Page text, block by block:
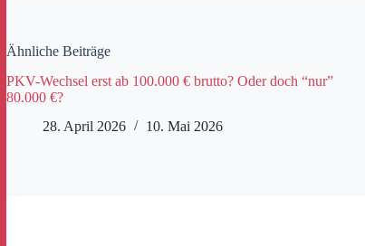
Ähnliche Beiträge
PKV-Wechsel erst ab 100.000 € brutto? Oder doch “nur”
80.000 €?
28. April 2026
10. Mai 2026